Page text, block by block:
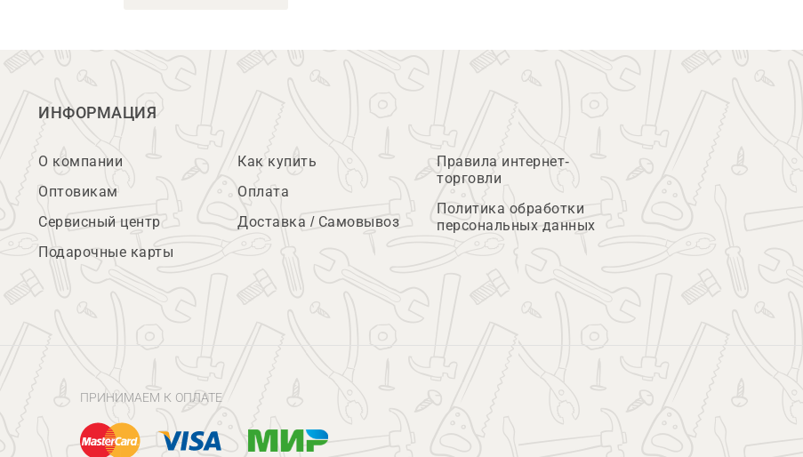
ИНФОРМАЦИЯ
О компании
Оптовикам
Сервисный центр
Подарочные карты
Как купить
Оплата
Доставка / Самовывоз
Правила интернет-
торговли
Политика обработки
персональных данных
ПРИНИМАЕМ К ОПЛАТЕ